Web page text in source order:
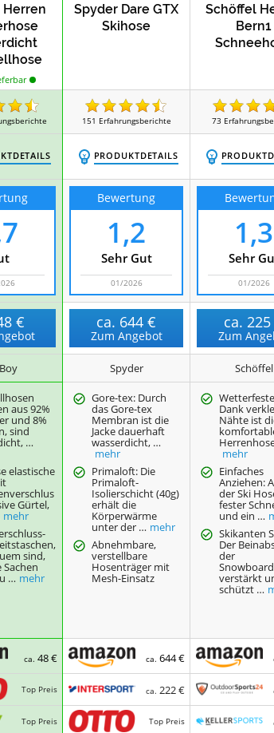
Herren
Spyder Dare GTX
Skihose
Schöffel
Bern1
151 Erfahrungsberichte 73
PRODUKTDETAILS
Bewertung
1,2
Sehr Gut
01/2026
1,3
Sehr
01/2026
€ ca. 644 €
Zum Angebot
ca.
Zum
Spyder Schöffel
aus 92%
und 8%
sind
…
elastische
Gürtel,
mehr
sind,
… mehr
Gore-tex: Durch
das Gore-tex
Membran ist die
Jacke dauerhaft
wasserdicht, …
mehr
Primaloft: Die
Primaloft-
Isolierschicht (40g)
erhält die
Körperwärme
unter der … mehr
Abnehmbare,
verstellbare
Hosenträger mit
Mesh-Einsatz
Dank
Nähte ist
mehr
Einfaches
Anziehen:
der Ski
fester
und ein …
Skikanten
Der
der
verstärkt
schützt …
ca.48 €
Top Preis
Top Preis
ca.644 €
ca.222 €
Top Preis